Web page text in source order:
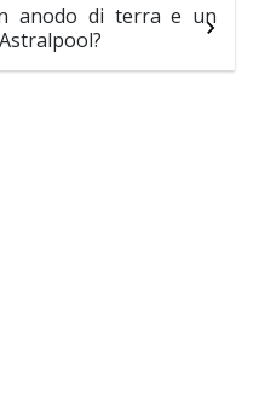
anodo di terra e un